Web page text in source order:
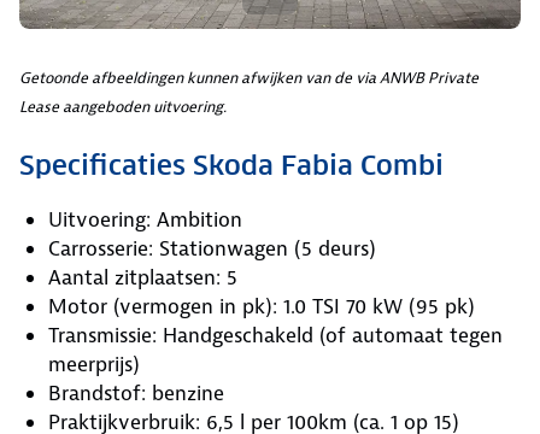
Getoonde afbeeldingen kunnen afwijken van de via ANWB Private
Lease aangeboden uitvoering.
Specificaties Skoda Fabia Combi
Uitvoering: Ambition
Carrosserie: Stationwagen (5 deurs)
Aantal zitplaatsen: 5
Motor (vermogen in pk): 1.0 TSI 70 kW (95 pk)
Transmissie: Handgeschakeld (of automaat tegen
meerprijs)
Brandstof: benzine
Praktijkverbruik: 6,5 l per 100km (ca. 1 op 15)